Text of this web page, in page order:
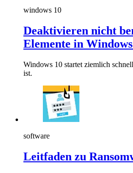
windows 10
Deaktivieren nicht
Elemente in
Windows 10 startet ziemlich
ist.
software
Leitfaden zu